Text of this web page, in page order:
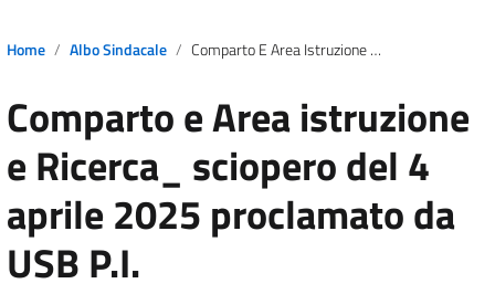
Home Albo Sindacale Comparto E Area Istruzione E Ricerca_ Sciopero Del 4 Aprile 2025 Proclamato Da USB P.I.
Comparto e Area istruzione
e Ricerca_ sciopero del 4
aprile 2025 proclamato da
USB P.I.